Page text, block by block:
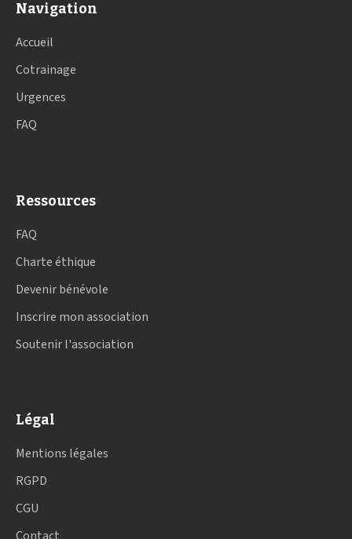
Navigation
Accueil
Cotrainage
Urgences
FAQ
Ressources
FAQ
Charte éthique
Devenir bénévole
Inscrire mon association
Soutenir l'association
Légal
Mentions légales
RGPD
CGU